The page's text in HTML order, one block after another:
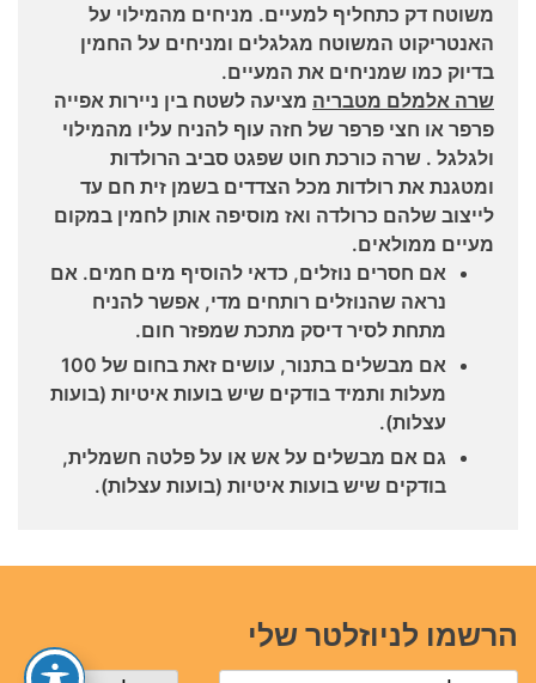
משוטח דק כתחליף למעיים. מניחים מהמילוי על
האנטריקוט המשוטח מגלגלים ומניחים על החמין
בדיוק כמו שמניחים את המעיים.
שרה אלמלם מטבריה מציעה לשטח בין ניירות אפייה
פרפר או חצי פרפר של חזה עוף להניח עליו מהמילוי
ולגלגל . שרה כורכת חוט שפגט סביב הרולדות
ומטגנת את רולדות מכל הצדדים בשמן זית חם עד
לייצוב שלהם כרולדה ואז מוסיפה אותן לחמין במקום
מעיים ממולאים.
אם חסרים נוזלים, כדאי להוסיף מים חמים. אם
נראה שהנוזלים רותחים מדי, אפשר להניח
מתחת לסיר דיסק מתכת שמפזר חום.
אם מבשלים בתנור, עושים זאת בחום של 100
מעלות ותמיד בודקים שיש בועות איטיות (בועות
עצלות).
גם אם מבשלים על אש או על פלטה חשמלית,
בודקים שיש בועות איטיות (בועות עצלות).
הרשמו לניוזלטר שלי